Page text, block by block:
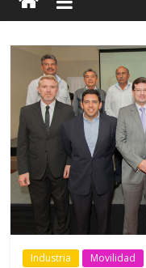
Industria Movilidad